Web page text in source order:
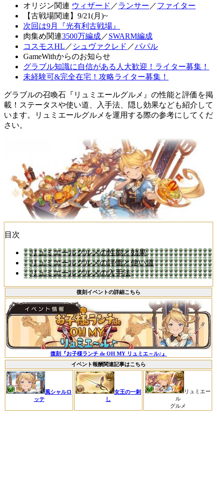
オリジン関連 ウィザード ／ランサー ／ファイター
【古戦場関連】9/21(月)~
次回は9月『光有利古戦場』
肉集め関連3500万編成／SWARM編成
コスモスHL ／ シュヴァクレド ／パパル
GameWithからのお知らせ
グラブル知識に自信がある人大歓迎！ライター募集！
未経験可&完全在宅！攻略ライター募集！
グラブルの召喚石『リュミエールグルメ』の性能と評価を掲
載！ステータスや使い道、入手法、隠し効果なども紹介して
います。リュミエールグルメを運用する際の参考にしてくだ
さい。
目次
リュミエールグルメの性能と効果
リュミエールグルメの評価と使い道
リュミエールグルメの入手法
復刻イベントの詳細こちら
復刻『お子様ランチ de OH MY リュミエ～ル♪』
イベント報酬関連記事はこちら
風シャルロ
ッテ
女王の一刺
し
リュミエー
ル
グルメ